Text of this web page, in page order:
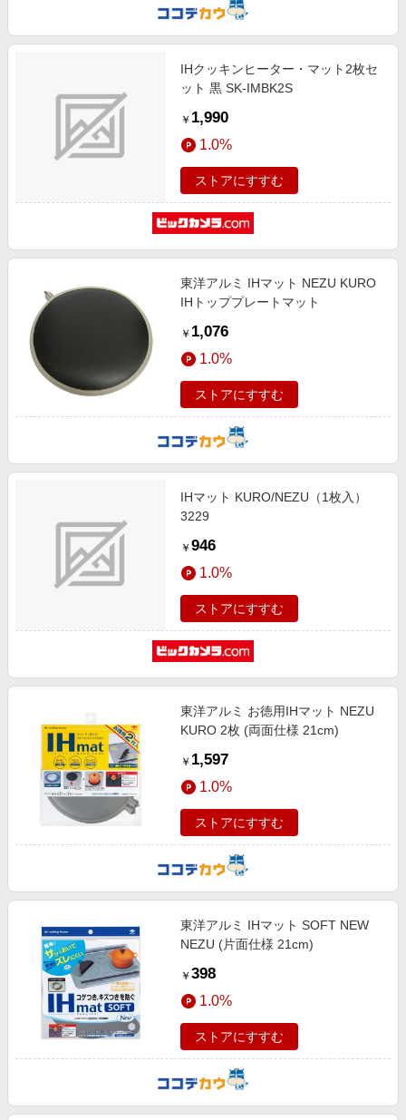
IHクッキンヒーター・マット2枚セ
ット 黒 SK-IMBK2S
￥ 1,990
1.0%
ストアにすすむ
東洋アルミ IHマット NEZU KURO
IHトッププレートマット
￥ 1,076
1.0%
ストアにすすむ
IHマット KURO/NEZU（1枚入）
3229
￥ 946
1.0%
ストアにすすむ
東洋アルミ お徳用IHマット NEZU
KURO 2枚 (両面仕様 21cm)
￥ 1,597
1.0%
ストアにすすむ
東洋アルミ IHマット SOFT NEW
NEZU (片面仕様 21cm)
￥ 398
1.0%
ストアにすすむ